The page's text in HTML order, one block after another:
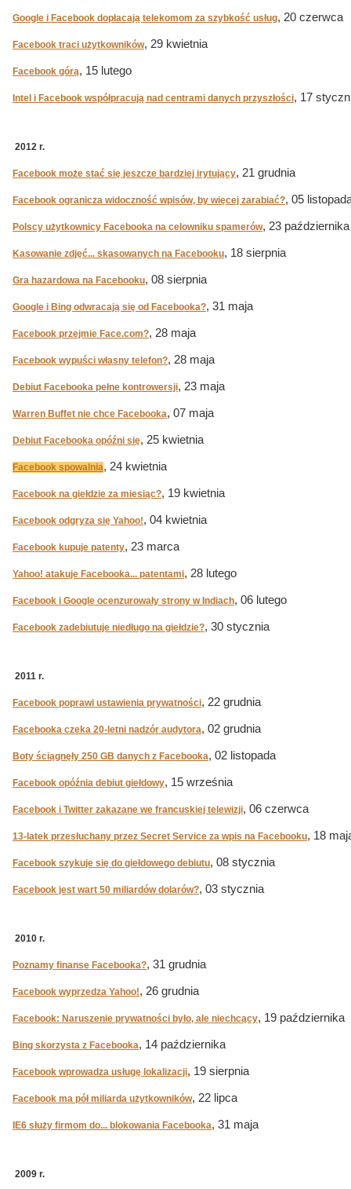
Google i Facebook dopłacają telekomom za szybkość usług, 20 czerwca
Facebook traci użytkowników, 29 kwietnia
Facebook górą, 15 lutego
Intel i Facebook współpracują nad centrami danych przyszłości, 17
2012 r.
Facebook może stać się jeszcze bardziej irytujący, 21 grudnia
Facebook ogranicza widoczność wpisów, by więcej zarabiać?, 05
Polscy użytkownicy Facebooka na celowniku spamerów, 23 października
Kasowanie zdjęć... skasowanych na Facebooku, 18 sierpnia
Gra hazardowa na Facebooku, 08 sierpnia
Google i Bing odwracają się od Facebooka?, 31 maja
Facebook przejmie Face.com?, 28 maja
Facebook wypuści własny telefon?, 28 maja
Debiut Facebooka pełne kontrowersji, 23 maja
Warren Buffet nie chce Facebooka, 07 maja
Debiut Facebooka opóźni się, 25 kwietnia
Facebook spowalnia, 24 kwietnia
Facebook na giełdzie za miesiąc?, 19 kwietnia
Facebook odgryza się Yahoo!, 04 kwietnia
Facebook kupuje patenty, 23 marca
Yahoo! atakuje Facebooka... patentami, 28 lutego
Facebook i Google ocenzurowały strony w Indiach, 06 lutego
Facebook zadebiutuje niedługo na giełdzie?, 30 stycznia
2011 r.
Facebook poprawi ustawienia prywatności, 22 grudnia
Facebooka czeka 20-letni nadzór audytora, 02 grudnia
Boty ściągnęły 250 GB danych z Facebooka, 02 listopada
Facebook opóźnia debiut giełdowy, 15 września
Facebook i Twitter zakazane we francuskiej telewizji, 06 czerwca
13-latek przesłuchany przez Secret Service za wpis na Facebooku, 18
Facebook szykuje się do giełdowego debiutu, 08 stycznia
Facebook jest wart 50 miliardów dolarów?, 03 stycznia
2010 r.
Poznamy finanse Facebooka?, 31 grudnia
Facebook wyprzedza Yahoo!, 26 grudnia
Facebook: Naruszenie prywatności było, ale niechcący, 19 października
Bing skorzysta z Facebooka, 14 października
Facebook wprowadza usługę lokalizacji, 19 sierpnia
Facebook ma pół miliarda użytkowników, 22 lipca
IE6 służy firmom do... blokowania Facebooka, 31 maja
2009 r.